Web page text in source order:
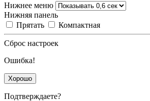
Нижнее меню
Нижняя панель
Прятать
Компактная
Сброс настроек
Ошибка!
Хорошо
Подтверждаете?